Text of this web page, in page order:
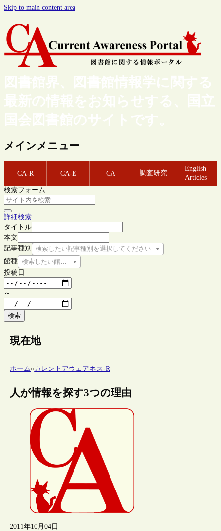
Skip to main content area
図書館界、図書館情報学に関する
最新の情報をお知らせする、国立
国会図書館のサイトです。
メインメニュー
CA-R CA-E CA 調査研究
English
Articles
検索フォーム
詳細検索
タイトル
本文
記事種別
検索したい記事種別を選択してください
館種 検索したい館種を選択してください
投稿日
～
検索
現在地
ホーム»カレントアウェアネス-R
人が情報を探す3つの理由
2011年10月04日